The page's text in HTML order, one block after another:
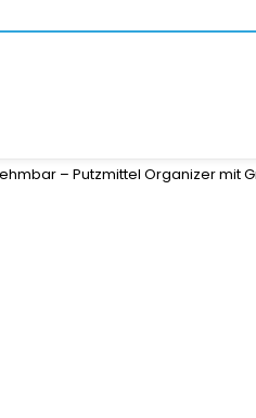
– Putzmittel Organizer mit